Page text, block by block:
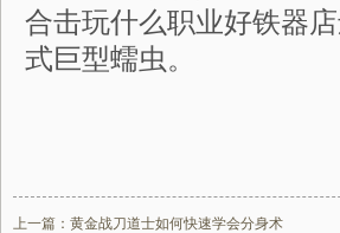
合击玩什么职业好铁器
式巨型蠕虫。
上一篇： 黄金战刀道士如何快速学会分身术